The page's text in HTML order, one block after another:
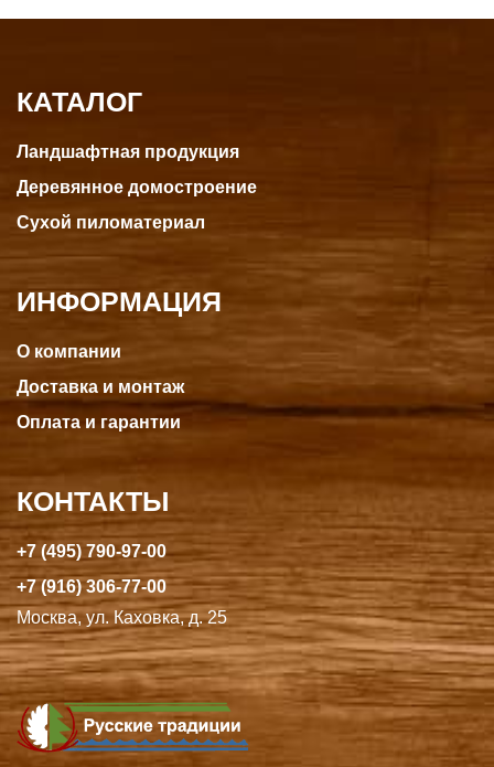
КАТАЛОГ
Ландшафтная продукция
Деревянное домостроение
Сухой пиломатериал
ИНФОРМАЦИЯ
О компании
Доставка и монтаж
Оплата и гарантии
КОНТАКТЫ
+7 (495) 790-97-00
+7 (916) 306-77-00
Москва, ул. Каховка, д. 25